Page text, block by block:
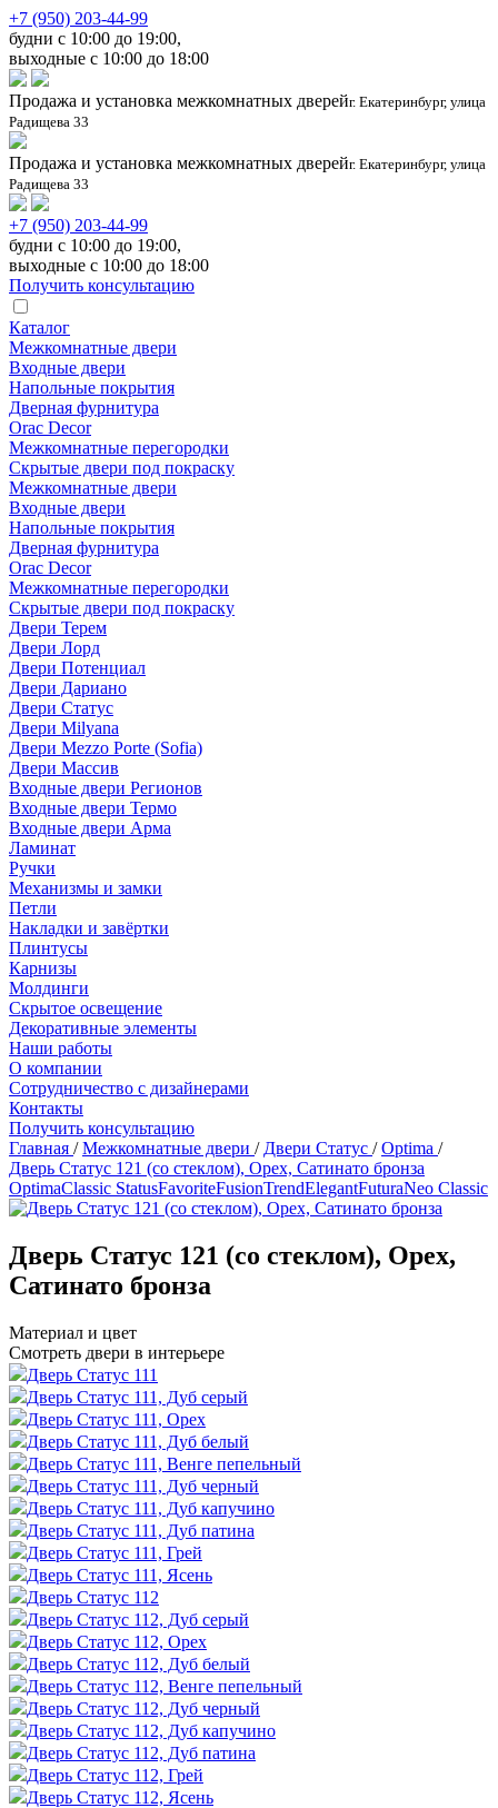
+7 (950) 203-44-99
будни с 10:00 до 19:00,
выходные с 10:00 до 18:00
Продажа и установка межкомнатных дверейг. Екатеринбург, улица
Радищева 33
Продажа и установка межкомнатных дверейг. Екатеринбург, улица
Радищева 33
+7 (950) 203-44-99
будни с 10:00 до 19:00,
выходные с 10:00 до 18:00
Получить консультацию
Каталог
Межкомнатные двери
Входные двери
Напольные покрытия
Дверная фурнитура
Orac Decor
Межкомнатные перегородки
Скрытые двери под покраскy
Межкомнатные двери
Входные двери
Напольные покрытия
Дверная фурнитура
Orac Decor
Межкомнатные перегородки
Скрытые двери под покраскy
Двери Терем
Двери Лорд
Двери Потенциал
Двери Дариано
Двери Статус
Двери Milyana
Двери Mezzo Porte (Sofia)
Двери Массив
Входные двери Регионов
Входные двери Термо
Входные двери Арма
Ламинат
Ручки
Механизмы и замки
Петли
Накладки и завёртки
Плинтусы
Карнизы
Молдинги
Скрытое освещение
Декоративные элементы
Наши работы
О компании
Сотрудничество с дизайнерами
Контакты
Получить консультацию
Главная /Межкомнатные двери / Двери Статус /Optima /
Дверь Статус 121 (со стеклом), Орех, Сатинато бронза
OptimaClassic StatusFavoriteFusionTrendElegantFuturaNeo Classic
Дверь Статус 121 (со стеклом), Орех,
Сатинато бронза
Материал и цвет
Смотреть двери в интерьере
Дверь Статус 111
Дверь Статус 111, Дуб серый
Дверь Статус 111, Орех
Дверь Статус 111, Дуб белый
Дверь Статус 111, Венге пепельный
Дверь Статус 111, Дуб черный
Дверь Статус 111, Дуб капучино
Дверь Статус 111, Дуб патина
Дверь Статус 111, Грей
Дверь Статус 111, Ясень
Дверь Статус 112
Дверь Статус 112, Дуб серый
Дверь Статус 112, Орех
Дверь Статус 112, Дуб белый
Дверь Статус 112, Венге пепельный
Дверь Статус 112, Дуб черный
Дверь Статус 112, Дуб капучино
Дверь Статус 112, Дуб патина
Дверь Статус 112, Грей
Дверь Статус 112, Ясень